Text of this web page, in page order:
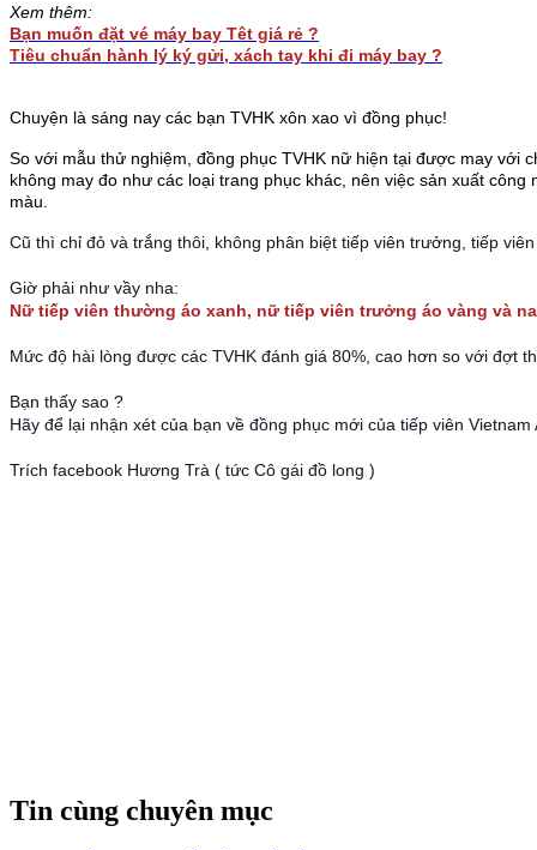
Xem thêm:
Bạn muốn đặt vé máy bay Têt giá rẻ ?
Tiêu chuẩn hành lý ký gửi, xách tay khi đi máy bay ?
Chuyện là sáng nay các bạn TVHK xôn xao vì đồng phục!
So với mẫu thử nghiệm, đồng phục TVHK nữ hiện tại được may với
không may đo như các loại trang phục khác, nên việc sản xuất
màu.
Cũ thì chỉ đỏ và trắng thôi, không phân biệt tiếp viên trưởng, tiếp viên
Giờ phải như vầy nha:
Nữ tiếp viên thường áo xanh, nữ tiếp viên trưởng áo vàng và
Mức độ hài lòng được các TVHK đánh giá 80%, cao hơn so với đợt
Bạn thấy sao ?
Hãy để lại nhận xét của bạn về đồng phục mới của tiếp viên Vietnam
Trích facebook Hương Trà ( tức Cô gái đồ long )
Tin cùng chuyên mục